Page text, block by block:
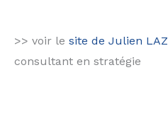
>> voir le site de Julien LAZ
consultant en stratégie